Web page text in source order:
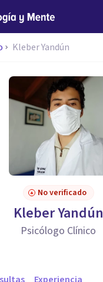
Kleber Yandún
No verificado
Kleber Yandún
Psicólogo Clínico